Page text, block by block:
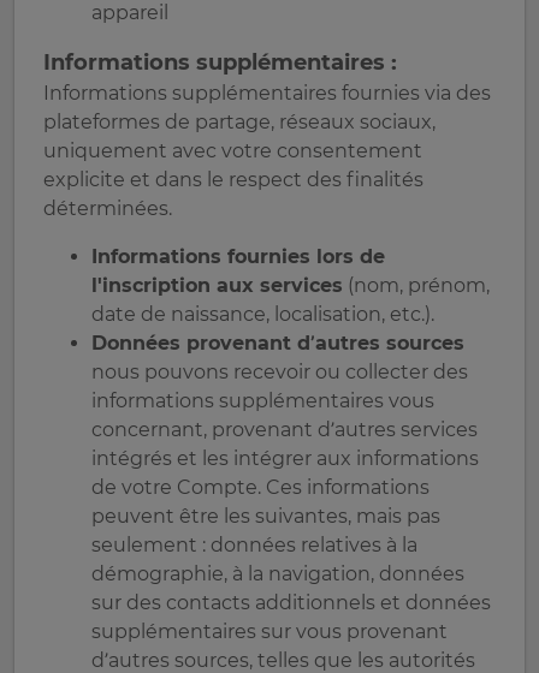
appareil
Informations supplémentaires :
Informations supplémentaires fournies via des
plateformes de partage, réseaux sociaux,
uniquement avec votre consentement
explicite et dans le respect des finalités
déterminées.
Informations fournies lors de
l'inscription aux services (nom, prénom,
date de naissance, localisation, etc.).
Données provenant d’autres sources
nous pouvons recevoir ou collecter des
informations supplémentaires vous
concernant, provenant d’autres services
intégrés et les intégrer aux informations
de votre Compte. Ces informations
peuvent être les suivantes, mais pas
seulement : données relatives à la
démographie, à la navigation, données
sur des contacts additionnels et données
supplémentaires sur vous provenant
d’autres sources, telles que les autorités